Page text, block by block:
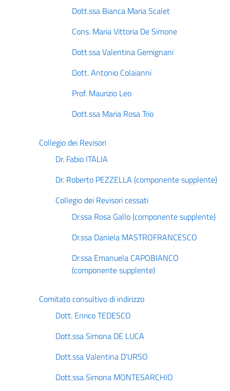
Dott.ssa Bianca Maria Scalet
Cons. Maria Vittoria De Simone
Dott.ssa Valentina Gemignani
Dott. Antonio Colaianni
Prof. Maurizio Leo
Dott.ssa Maria Rosa Trio
Collegio dei Revisori
Dr. Fabio ITALIA
Dr. Roberto PEZZELLA (componente supplente)
Collegio dei Revisori cessati
Dr.ssa Rosa Gallo (componente supplente)
Dr.ssa Daniela MASTROFRANCESCO
Dr.ssa Emanuela CAPOBIANCO
(componente supplente)
Comitato consultivo di indirizzo
Dott. Enrico TEDESCO
Dott.ssa Simona DE LUCA
Dott.ssa Valentina D'URSO
Dott.ssa Simona MONTESARCHIO